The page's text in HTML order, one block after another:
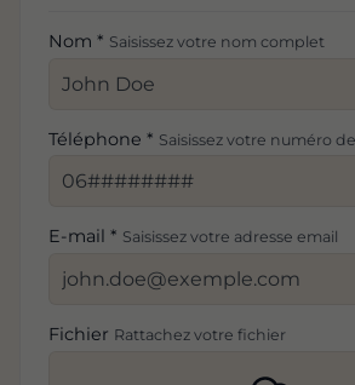
Nom * Saisissez votre nom complet
Téléphone * Saisissez votre numéro
E-mail * Saisissez votre adresse email
Fichier Rattachez votre fichier